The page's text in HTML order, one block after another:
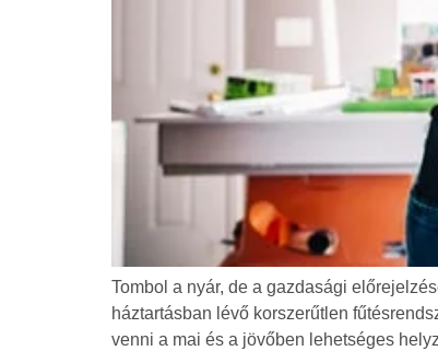
Tombol a nyár, de a gazdasági
háztartásban lévő korszerűtlen
venni a mai és a jövőben lehetséges